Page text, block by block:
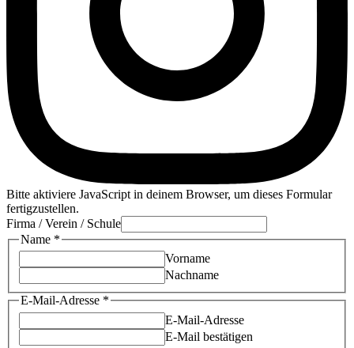
Bitte aktiviere JavaScript in deinem Browser, um dieses Formular
fertigzustellen.
Firma / Verein / Schule
Name *
Vorname
Nachname
E-Mail-Adresse *
E-Mail-Adresse
E-Mail bestätigen